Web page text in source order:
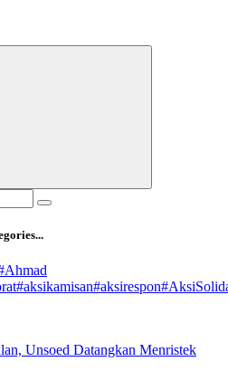
#aksikamisan#aksirespon
Unsoed Datangkan Menristek